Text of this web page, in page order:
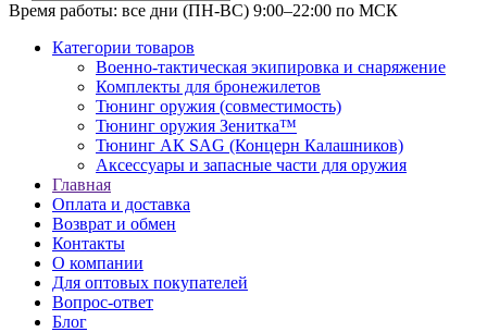
Время работы: все дни (ПН-ВС) 9:00–22:00 по МСК
Категории товаров
Военно-тактическая экипировка и снаряжение
Комплекты для бронежилетов
Тюнинг оружия (совместимость)
Тюнинг оружия Зенитка™
Тюнинг АК SAG (Концерн Калашников)
Аксессуары и запасные части для оружия
Главная
Оплата и доставка
Возврат и обмен
Контакты
О компании
Для оптовых покупателей
Вопрос-ответ
Блог